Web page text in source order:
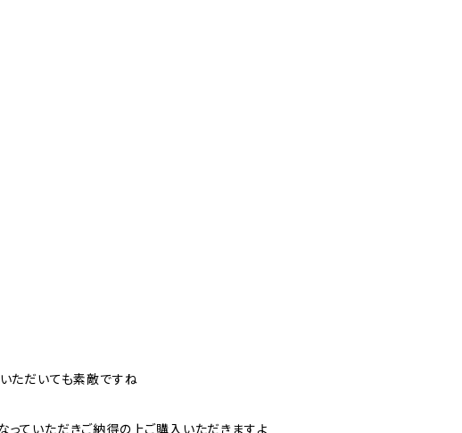
ただいても素敵ですね
ていただきご納得の上ご購入いただきますよ